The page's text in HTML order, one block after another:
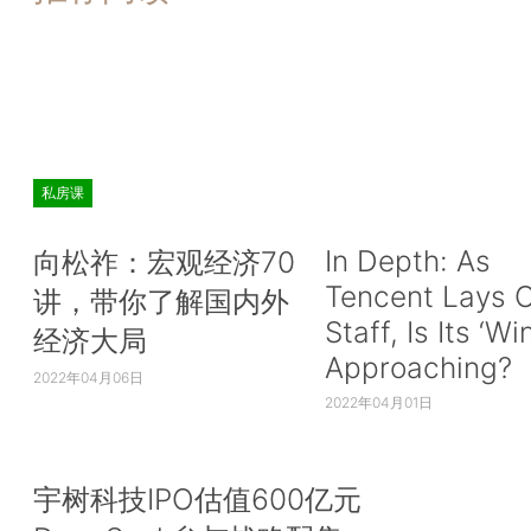
私房课
向松祚：宏观经济70
讲，带你了解国内外
经济大局
2022年04月06日
In Depth: As
Tencent Lays
Staff, Is Its
Approaching?
2022年04月01日
宇树科技IPO估值600亿元